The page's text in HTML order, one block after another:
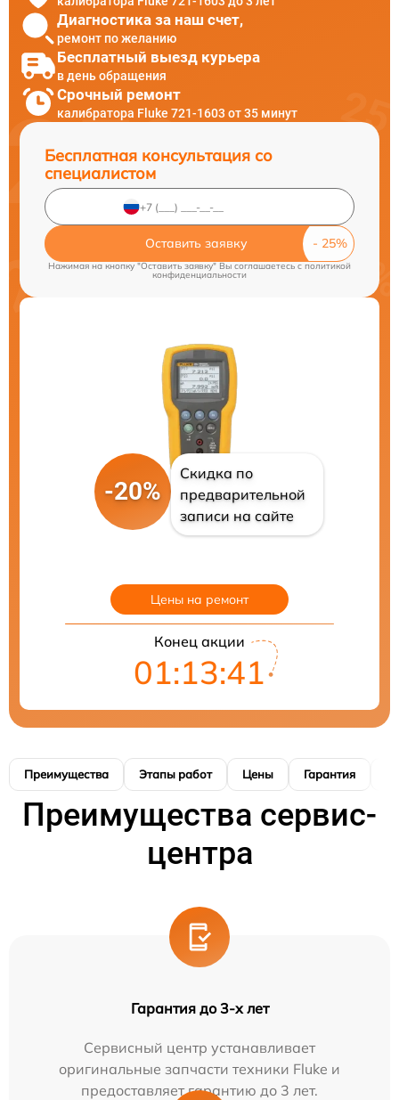
Диагностика за наш счет,
ремонт по желанию
Бесплатный выезд курьера
в день обращения
Срочный ремонт
калибратора Fluke 721-1603 от 35 минут
Бесплатная консультация со
специалистом
Оставить заявку
Нажимая на кнопку "Оставить заявку" Вы соглашаетесь cполитикой
конфиденциальности
-20%
Скидка по
предварительной
записи на сайте
Цены на ремонт
Конец акции
01:13:40
Преимущества Этапы работ Цены Гарантия
Преимущества сервис-
центра
Гарантия до 3-х лет
Сервисный центр устанавливает
оригинальные запчасти техники Fluke и
предоставляет гарантию до 3 лет.